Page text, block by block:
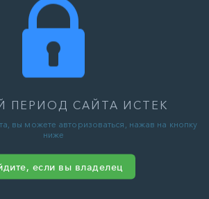
ПЕРИОД САЙТА ИСТЕК
вы можете авторизоваться, нажав на кнопку
ниже
если вы владелец